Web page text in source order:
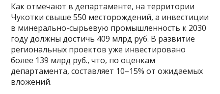
Как отмечают в департаменте, на территории
Чукотки свыше 550 месторождений, а инвестиции
в минерально-сырьевую промышленность к 2030
году должны достичь 409 млрд руб. В развитие
региональных проектов уже инвестировано
более 139 млрд руб., что, по оценкам
департамента, составляет 10–15% от ожидаемых
вложений.